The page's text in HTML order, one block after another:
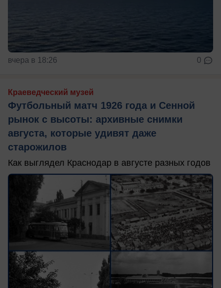
вчера в 18:26 0
Краеведческий музей
Футбольный матч 1926 года и Сенной
рынок с высоты: архивные снимки
августа, которые удивят даже
старожилов
Как выглядел Краснодар в августе разных годов